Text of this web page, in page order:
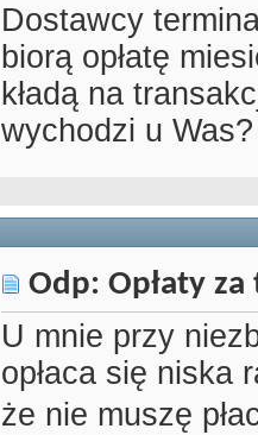
Dostawcy
biorą opłatę
kładą na
wychodzi u Was?
Odp: Opłaty
U mnie przy
opłaca się niska
że nie muszę